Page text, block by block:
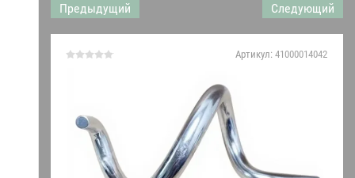
Запчасти к газовым плитам
Запчасти к механическому
оборудованию Абат
Предыдущий Следующий
Артикул: 41000014042